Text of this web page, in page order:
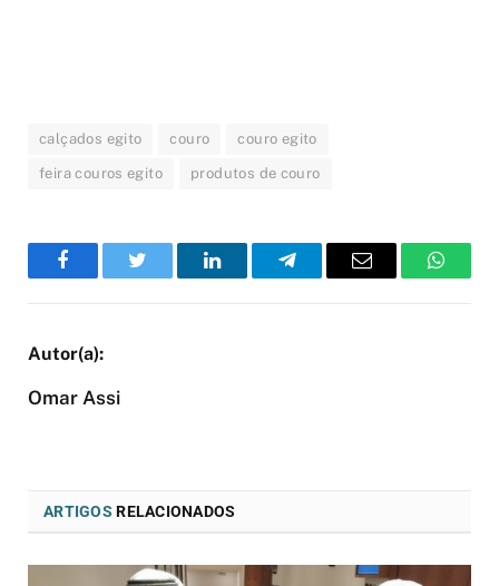
calçados egito couro couro egito
feira couros egito produtos de couro
FacebookTwitter LinkedInTelegramEmail
Omar Assi
ARTIGOS RELACIONADOS